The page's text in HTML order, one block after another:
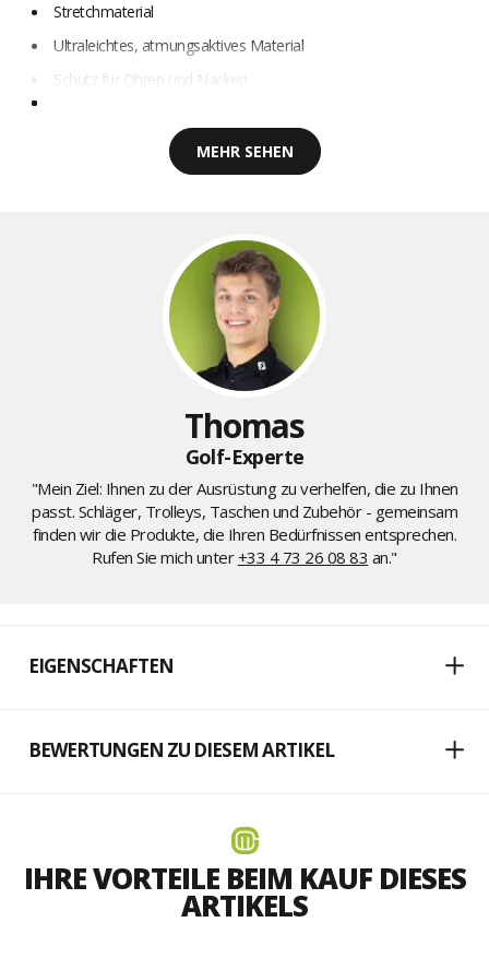
Stretchmaterial
Ultraleichtes, atmungsaktives Material
Schutz für Ohren und Nacken
MEHR SEHEN
Thomas
Golf-Experte
"Mein Ziel: Ihnen zu der Ausrüstung zu verhelfen, die zu Ihnen
passt. Schläger, Trolleys, Taschen und Zubehör - gemeinsam
finden wir die Produkte, die Ihren Bedürfnissen entsprechen.
Rufen Sie mich unter+33 4 73 26 08 83 an."
EIGENSCHAFTEN
BEWERTUNGEN ZU DIESEM ARTIKEL
IHRE VORTEILE BEIM KAUF DIESES
ARTIKELS